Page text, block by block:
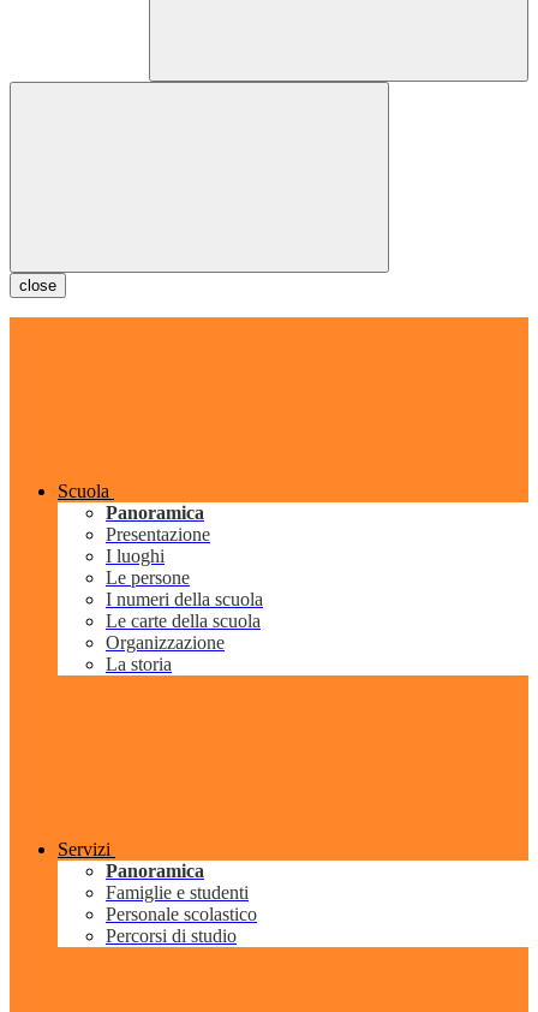
close
Scuola
Panoramica
Presentazione
I luoghi
Le persone
I numeri della scuola
Le carte della scuola
Organizzazione
La storia
Servizi
Panoramica
Famiglie e studenti
Personale scolastico
Percorsi di studio